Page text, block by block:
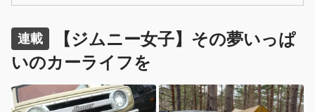
のこだわり、そして今回のイベント参戦への思いを聞いてみ
た。
連載
【ジムニー女子】その夢いっぱ
いのカーライフを